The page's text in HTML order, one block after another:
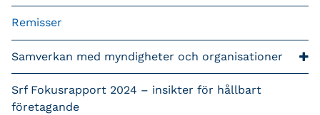
Remisser
Samverkan med myndigheter och organisationer
Srf Fokusrapport 2024 – insikter för hållbart
företagande